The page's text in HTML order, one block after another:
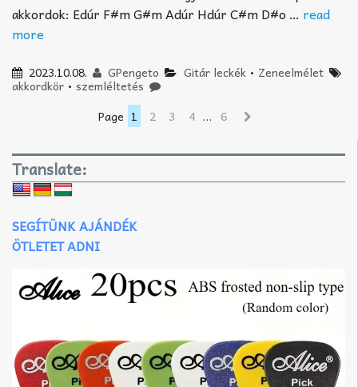
akkordok: Edúr F#m G#m Adúr Hdúr C#m D#o … read
more
2023.10.08. GPengeto Gitár leckék• Zeneelmélet
akkordkör • szemléltetés
Page 1 2 3 4 … 6
Translate:
SEGÍTÜNK AJÁNDÉK
ÖTLETET ADNI